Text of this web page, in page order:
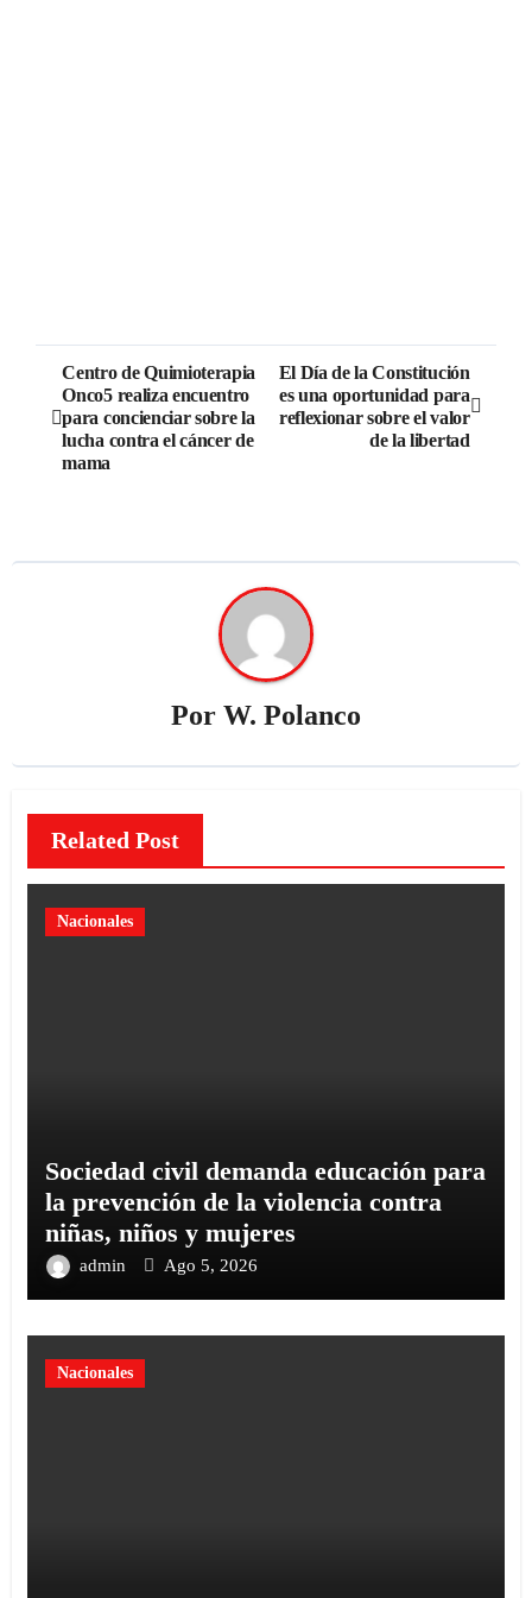
Centro de Quimioterapia
Onco5 realiza encuentro
para concienciar sobre la
lucha contra el cáncer de
mama
El Día de la Constitución
es una oportunidad para
reflexionar sobre el valor
de la libertad
Por W. Polanco
Related Post
Nacionales
Sociedad civil demanda educación para
la prevención de la violencia contra
niñas, niños y mujeres
admin Ago 5, 2026
Nacionales